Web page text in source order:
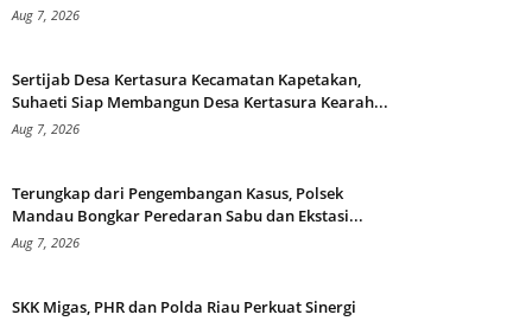
Aug 7, 2026
Sertijab Desa Kertasura Kecamatan Kapetakan,
Suhaeti Siap Membangun Desa Kertasura Kearah...
Aug 7, 2026
Terungkap dari Pengembangan Kasus, Polsek
Mandau Bongkar Peredaran Sabu dan Ekstasi...
Aug 7, 2026
SKK Migas, PHR dan Polda Riau Perkuat Sinergi